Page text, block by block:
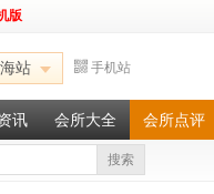
版
海站 手机站
讯 会所大全 会所点评
搜索